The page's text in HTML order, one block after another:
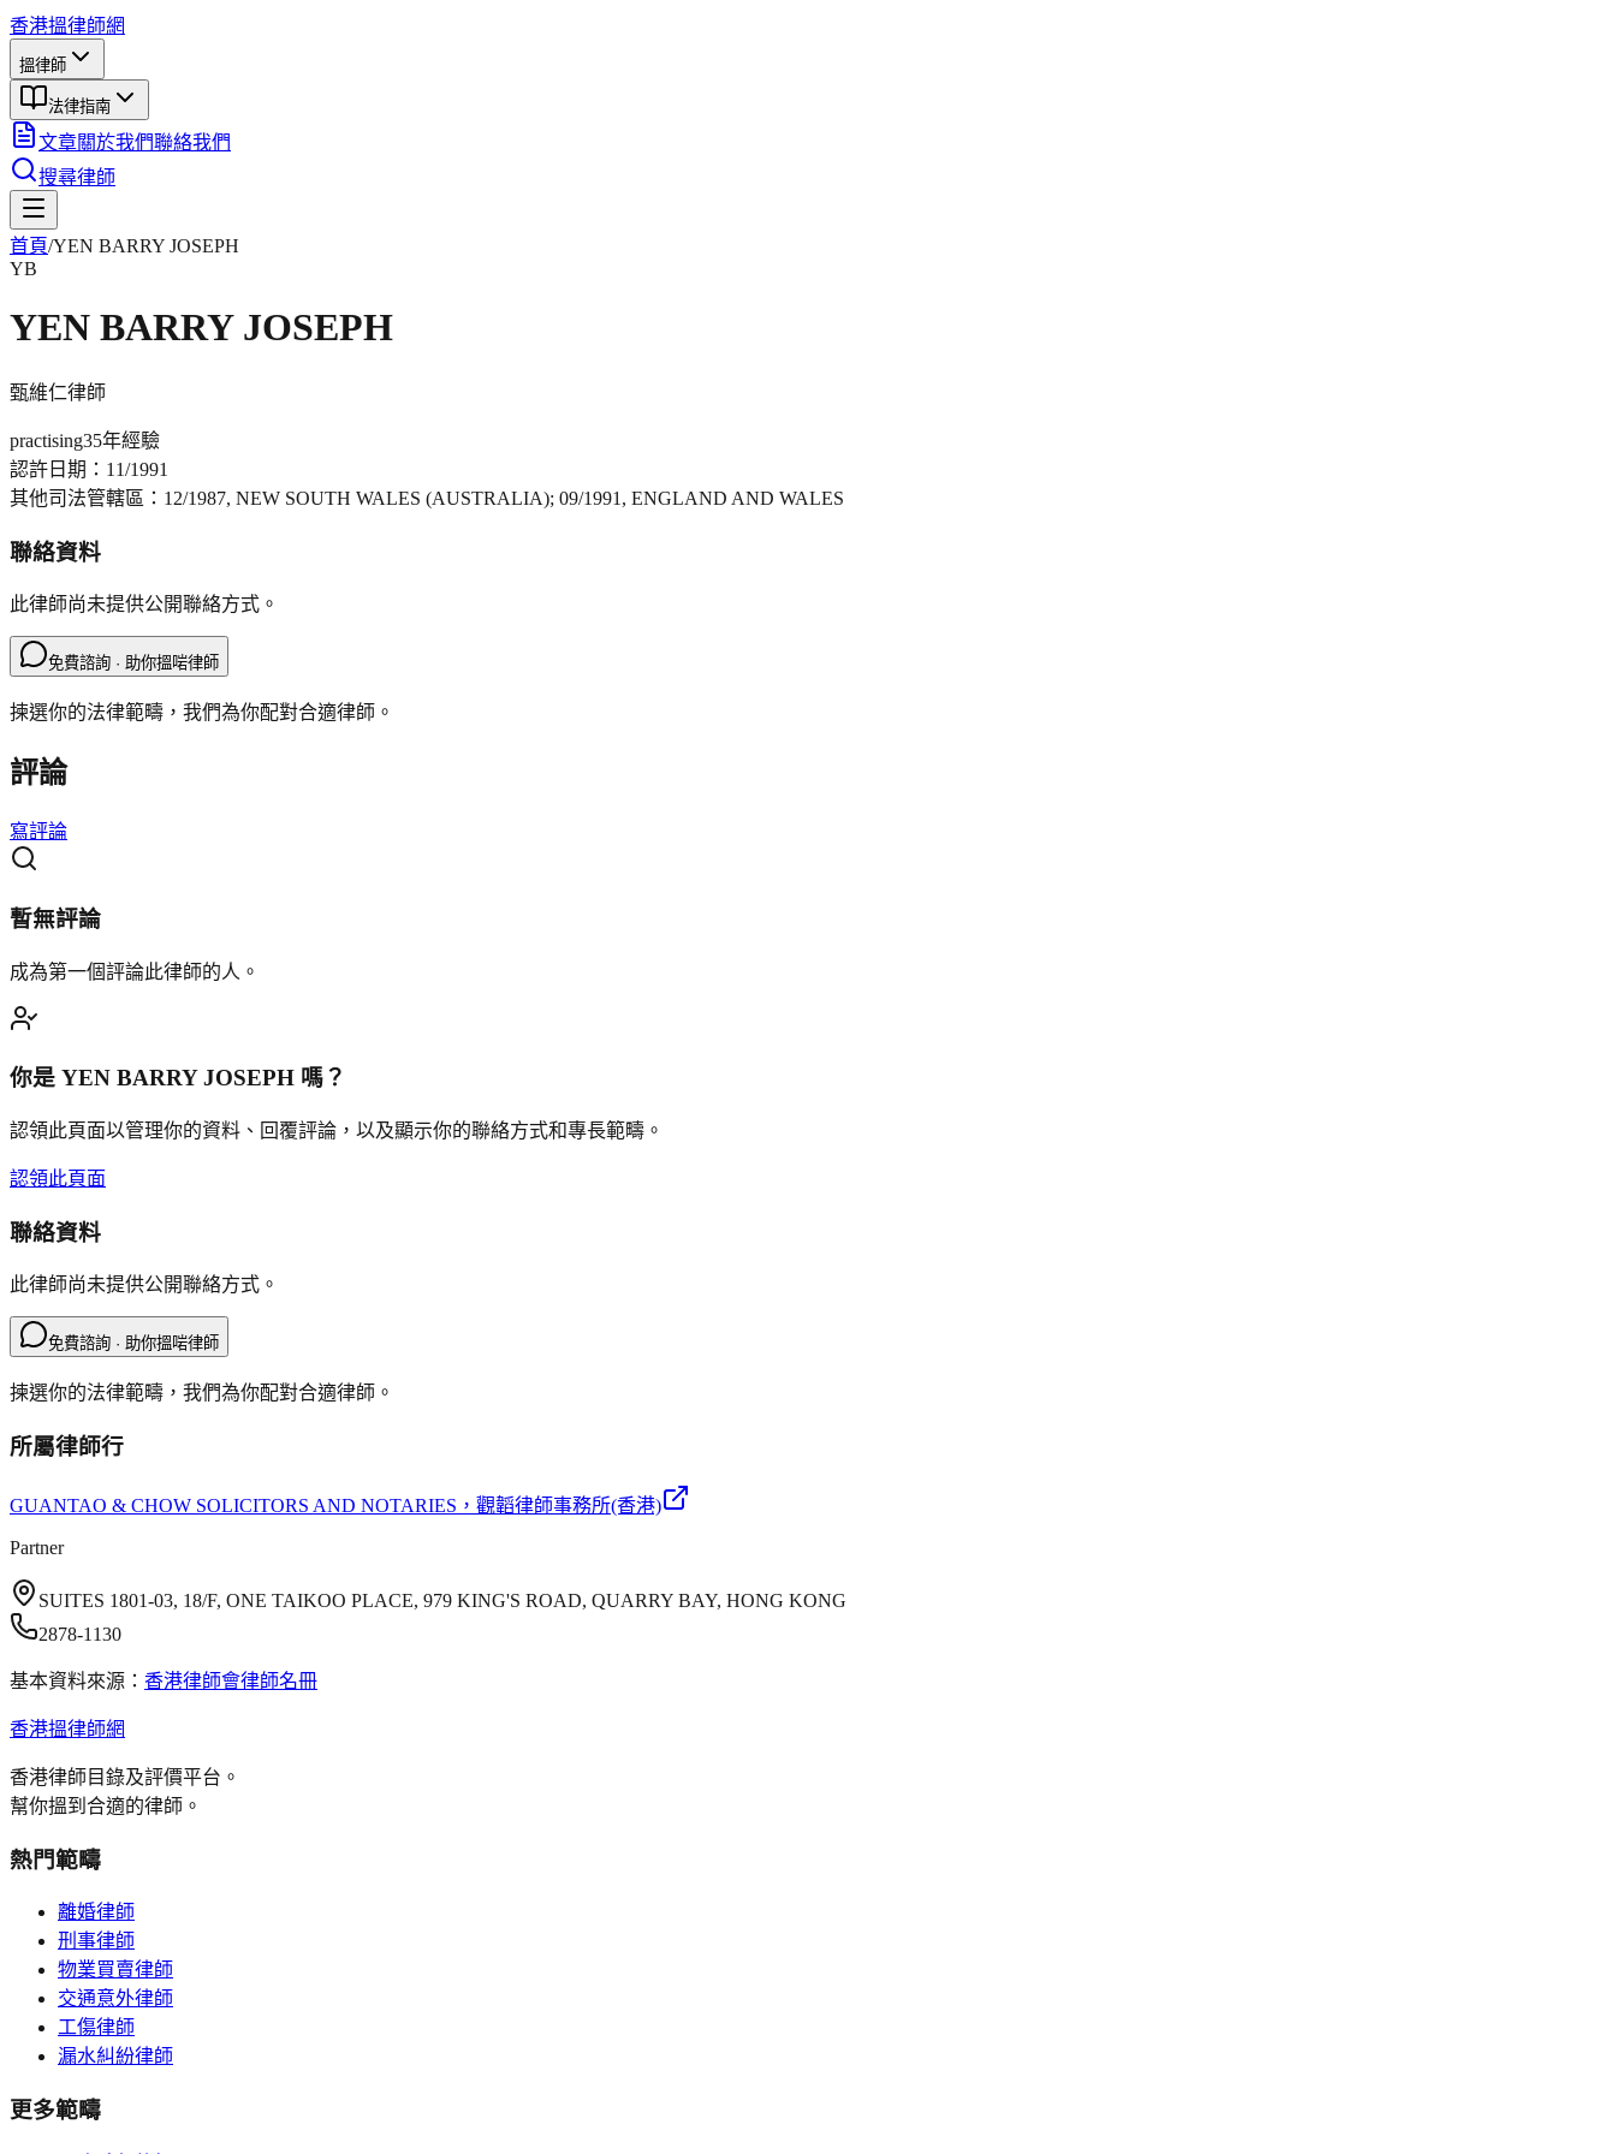
香港搵律師網
搵律師
法律指南
文章關於我們聯絡我們
搜尋律師
首頁/YEN BARRY JOSEPH
YB
YEN BARRY JOSEPH
甄維仁律師
practising35年經驗
認許日期： 11/1991
其他司法管轄區： 12/1987, NEW SOUTH WALES (AUSTRALIA); 09/1991, ENGLAND AND WALES
聯絡資料
此律師尚未提供公開聯絡方式。
免費諮詢 · 助你搵啱律師
揀選你的法律範疇，我們為你配對合適律師。
評論
寫評論
暫無評論
成為第一個評論此律師的人。
你是 YEN BARRY JOSEPH 嗎？
認領此頁面以管理你的資料、回覆評論，以及顯示你的聯絡方式和專長範疇。
認領此頁面
聯絡資料
此律師尚未提供公開聯絡方式。
免費諮詢 · 助你搵啱律師
揀選你的法律範疇，我們為你配對合適律師。
所屬律師行
GUANTAO & CHOW SOLICITORS AND NOTARIES ，觀韜律師事務所(香港)
Partner
SUITES 1801-03, 18/F, ONE TAIKOO PLACE, 979 KING'S ROAD, QUARRY BAY, HONG KONG
2878-1130
基本資料來源： 香港律師會律師名冊
香港搵律師網
香港律師目錄及評價平台。
幫你搵到合適的律師。
熱門範疇
離婚律師
刑事律師
物業買賣律師
交通意外律師
工傷律師
漏水糾紛律師
更多範疇